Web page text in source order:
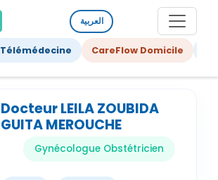
العربية
Télémédecine CareFlow Domicile
Docteur LEILA ZOUBIDA
GUITA MEROUCHE
Gynécologue Obstétricien